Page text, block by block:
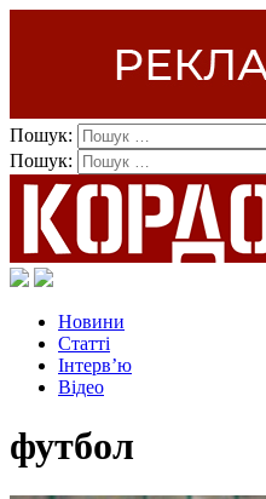
Пошук:
Пошук:
Новини
Статті
Інтерв’ю
Відео
футбол